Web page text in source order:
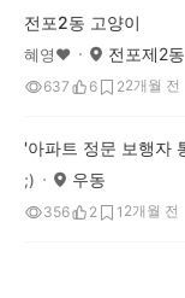
전포2동 고양이
혜영❤ 전포제2동
637 6 22개월 전
;) 우동
356 2 1 2개월 전